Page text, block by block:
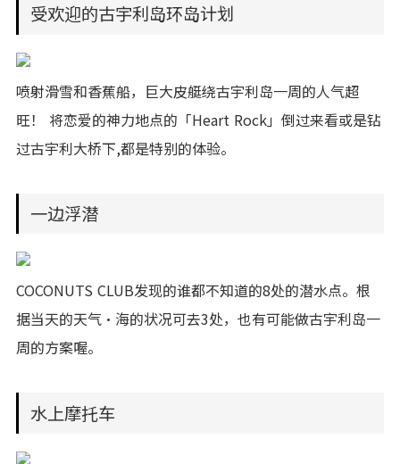
受欢迎的古宇利岛环岛计划
喷射滑雪和香蕉船，巨大皮艇绕古宇利岛一周的人气超
旺！ 将恋爱的神力地点的「Heart Rock」倒过来看或是钻
过古宇利大桥下,都是特别的体验。
一边浮潜
COCONUTS CLUB发现的谁都不知道的8处的潜水点。根
据当天的天气·海的状况可去3处，也有可能做古宇利岛一
周的方案喔。
水上摩托车